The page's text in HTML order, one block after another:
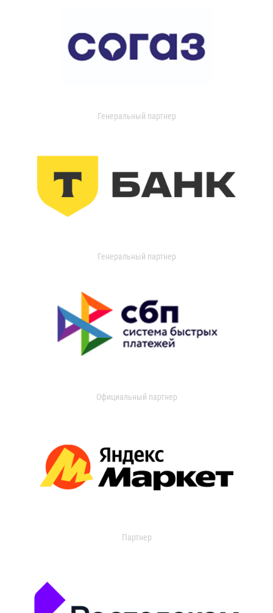
Генеральный партнер
Генеральный партнер
Официальный партнер
Партнер